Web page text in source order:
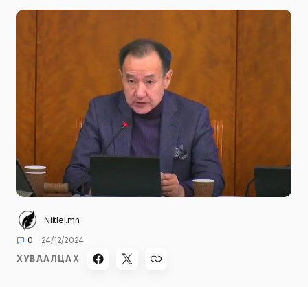
Niitlel.mn
0
24/12/2024
ХУВААЛЦАХ